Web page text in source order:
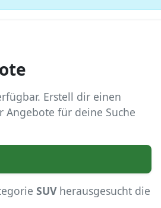
Erstell dir einen
für deine Suche
SUVherausgesucht die